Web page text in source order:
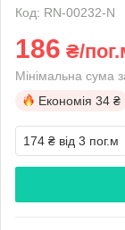
Код: RN-00232-N
186 ₴/
Мінімальна сума
Економія 34 ₴
174 ₴ від 3 пог.м